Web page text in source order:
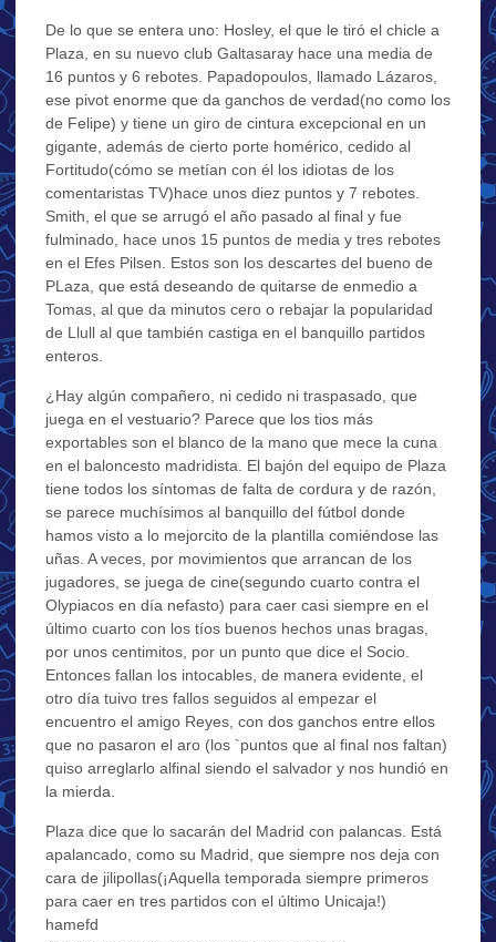
De lo que se entera uno: Hosley, el que le tiró el chicle a
Plaza, en su nuevo club Galtasaray hace una media de
16 puntos y 6 rebotes. Papadopoulos, llamado Lázaros,
ese pivot enorme que da ganchos de verdad(no como los
de Felipe) y tiene un giro de cintura excepcional en un
gigante, además de cierto porte homérico, cedido al
Fortitudo(cómo se metían con él los idiotas de los
comentaristas TV)hace unos diez puntos y 7 rebotes.
Smith, el que se arrugó el año pasado al final y fue
fulminado, hace unos 15 puntos de media y tres rebotes
en el Efes Pilsen. Estos son los descartes del bueno de
PLaza, que está deseando de quitarse de enmedio a
Tomas, al que da minutos cero o rebajar la popularidad
de Llull al que también castiga en el banquillo partidos
enteros.
¿Hay algún compañero, ni cedido ni traspasado, que
juega en el vestuario? Parece que los tios más
exportables son el blanco de la mano que mece la cuna
en el baloncesto madridista. El bajón del equipo de Plaza
tiene todos los síntomas de falta de cordura y de razón,
se parece muchísimos al banquillo del fútbol donde
hamos visto a lo mejorcito de la plantilla comiéndose las
uñas. A veces, por movimientos que arrancan de los
jugadores, se juega de cine(segundo cuarto contra el
Olypiacos en día nefasto) para caer casi siempre en el
último cuarto con los tíos buenos hechos unas bragas,
por unos centimitos, por un punto que dice el Socio.
Entonces fallan los intocables, de manera evidente, el
otro día tuivo tres fallos seguidos al empezar el
encuentro el amigo Reyes, con dos ganchos entre ellos
que no pasaron el aro (los `puntos que al final nos faltan)
quiso arreglarlo alfinal siendo el salvador y nos hundió en
la mierda.
Plaza dice que lo sacarán del Madrid con palancas. Está
apalancado, como su Madrid, que siempre nos deja con
cara de jilipollas(¡Aquella temporada siempre primeros
para caer en tres partidos con el último Unicaja!)
hamefd